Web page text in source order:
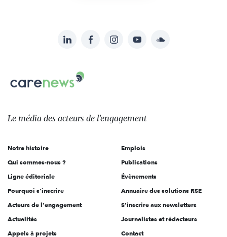
sur:
LinkedInFacebookInstagramYouTubeSoundcloud
Le
des
l'engagement
Le média des acteurs de l'engagement
Notre histoire
Qui sommes-nous ?
Ligne éditoriale
Pourquoi s'inscrire
Acteurs de l'engagement
Actualités
Appels à projets
Emplois
Publications
Évènements
Annuaire des solutions RSE
S'inscrire aux newsletters
Journalistes et rédacteurs
Contact